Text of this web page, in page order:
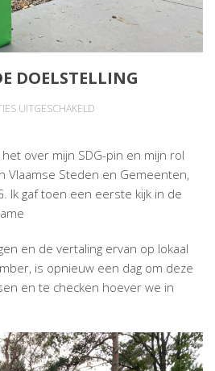
DOELSTELLING
UITGESCHAKELD
DOELSTELLING
over mijn SDG-pin en mijn rol
Vlaamse Steden en Gemeenten,
Ik gaf toen een eerste kijk in de
en de vertaling ervan op lokaal
is opnieuw een dag om deze
en te checken hoever we in